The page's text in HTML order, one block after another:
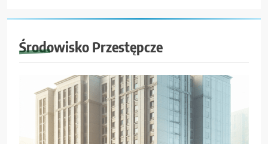
Środowisko Przestępcze